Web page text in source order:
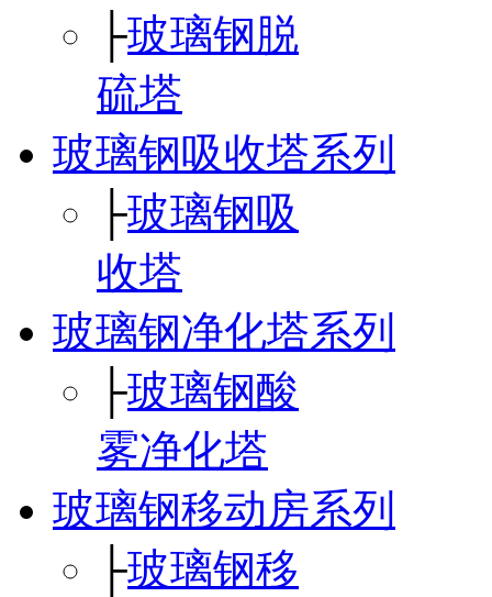
├玻璃钢脱
硫塔
玻璃钢吸收塔系列
├玻璃钢吸
收塔
玻璃钢净化塔系列
├玻璃钢酸
雾净化塔
玻璃钢移动房系列
├玻璃钢移